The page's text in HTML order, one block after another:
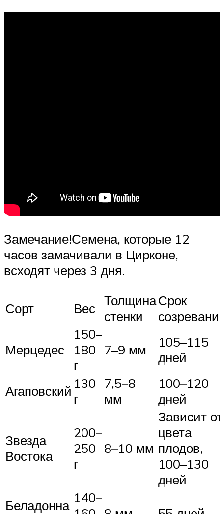
Замечание!Семена, которые 12
часов замачивали в Цирконе,
всходят через 3 дня.
Сорт Вес Толщина
стенки
Срок
Мерцедес
150–
180
г
7–9 мм
105–115
дней
Агаповский 130
г
7,5–8
мм
100–120
дней
Звезда
Востока
200–
250
г
8–10 мм
Зависит
цвета
плодов,
100–130
дней
Беладонна 140–